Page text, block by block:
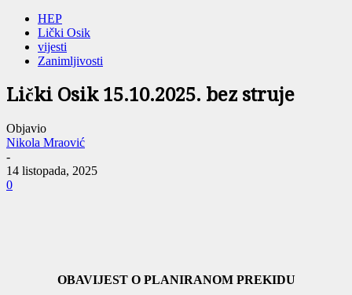
HEP
Lički Osik
vijesti
Zanimljivosti
Lički Osik 15.10.2025. bez struje
Objavio
Nikola Mraović
-
14 listopada, 2025
0
OBAVIJEST O PLANIRANOM PREKIDU